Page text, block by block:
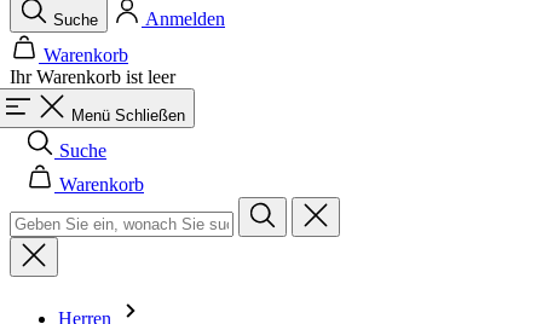
Menü Schließen
Suche
Warenkorb
Herren
Alle in der Kategorie Herren